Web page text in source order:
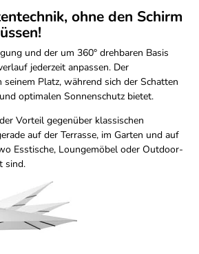
ohne den Schirm
und der um 360° drehbaren Basis
jederzeit anpassen. Der
Platz, während sich der Schatten
optimalen Sonnenschutz bietet.
Vorteil gegenüber klassischen
auf der Terrasse, im Garten und auf
Esstische, Loungemöbel oder Outdoor-
sind.